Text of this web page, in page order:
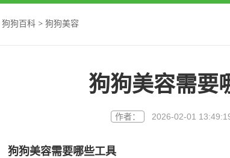
狗狗百科 狗狗美容
狗狗美容需要
作者： 2026-02-01
狗狗美容需要哪些工具